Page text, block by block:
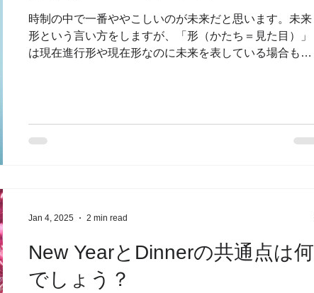
時制の中で一番ややこしいのが未来だと思います。未来
形という言い方をしますが、「形（かたち＝見た目）」
は現在進行形や現在形なのに未来を表している場合もあ
New YearとDinnerの共通点は何
でしょう？
Jan 4, 2025 2 min read